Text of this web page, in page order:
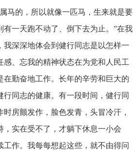
马的，所以就像一匹马，生来就是要
有一天跑不动了、倒下去为止。”在我
我深深地体会到健行同志是以怎样一
感、忘我的精神状态在为党和人民工
在勤奋地工作。长年的辛劳和巨大的
行同志的健康。有一段时间，健行同
房颤发作，脸色发青，头冒冷汗，
，实在受不了，才躺下休息一小会
工作。我每每想起这些，就不由得问